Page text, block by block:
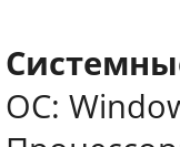
ОС: